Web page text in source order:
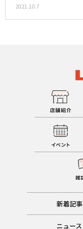
2021.10.7
新着記事
ニュース